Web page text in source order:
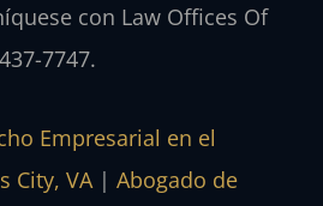
con Law Offices Of
7747.
Empresarial en el
City, VA| Abogado de